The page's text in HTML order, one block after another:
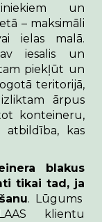
un
– maksimāli
ielas malā.
iesalis un
piekļūt un
teritorijā,
ārpus
konteineru,
kas
blakus
tikai tad, ja
. Lūgums
klientu